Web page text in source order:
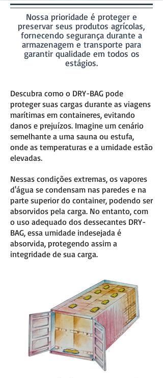
Nossa prioridade é proteger e
preservar seus produtos agrícolas,
fornecendo segurança durante a
armazenagem e transporte para
garantir qualidade em todos os
estágios.
Descubra como o DRY-BAG pode
proteger suas cargas durante as viagens
marítimas em containeres, evitando
danos e prejuízos. Imagine um cenário
semelhante a uma sauna ou estufa,
onde as temperaturas e a umidade estão
elevadas.
Nessas condições extremas, os vapores
d'água se condensam nas paredes e na
parte superior do container, podendo ser
absorvidos pela carga. No entanto, com
o uso adequado dos dessecantes DRY-
BAG, essa umidade indesejada é
absorvida, protegendo assim a
integridade de sua carga.